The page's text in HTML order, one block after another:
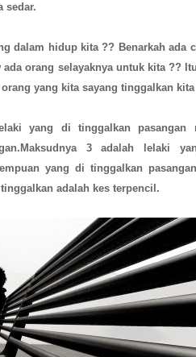
sedar.
dalam hidup kita ?? Benarkah ada
orang selayaknya untuk kita ??
yang kita sayang tinggalkan kita
yang di tinggalkan pasangan
3 adalah lelaki
yang di tinggalkan
adalah kes terpencil.